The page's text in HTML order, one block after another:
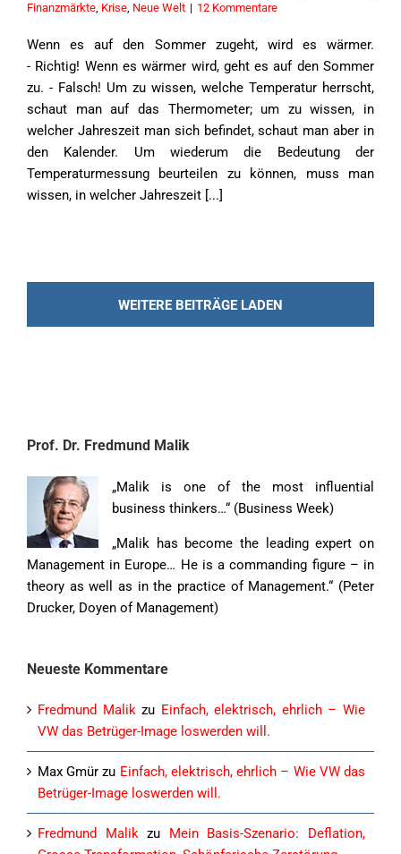
Finanzmärkte, Krise, Neue Welt | 12 Kommentare
Wenn es auf den Sommer zugeht, wird es wärmer.
- Richtig! Wenn es wärmer wird, geht es auf den Sommer
zu. - Falsch! Um zu wissen, welche Temperatur herrscht,
schaut man auf das Thermometer; um zu wissen, in
welcher Jahreszeit man sich befindet, schaut man aber in
den Kalender. Um wiederum die Bedeutung der
Temperaturmessung beurteilen zu können, muss man
wissen, in welcher Jahreszeit [...]
WEITERE BEITRÄGE LADEN
Prof. Dr. Fredmund Malik
„Malik is one of the most influential
business thinkers…“ (Business Week)
„Malik has become the leading expert on
Management in Europe… He is a commanding figure – in
theory as well as in the practice of Management.“ (Peter
Drucker, Doyen of Management)
Neueste Kommentare
Fredmund Malikzu Einfach, elektrisch, ehrlich – Wie
VW das Betrüger-Image loswerden will.
Max Gmür zu Einfach, elektrisch, ehrlich – Wie VW das
Betrüger-Image loswerden will.
Fredmund Malikzu Mein Basis-Szenario: Deflation,